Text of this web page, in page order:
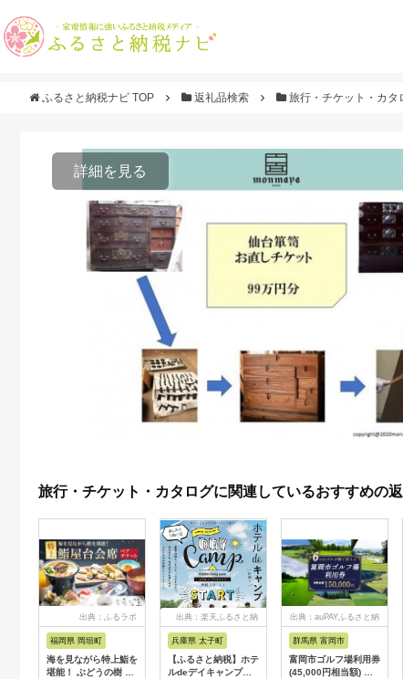
ふるさと納税ナビ TOP 返礼品検索 旅行・チケット・カタ
詳細を見る
旅行・チケット・カタログに関連しているおすすめの
出典：ふるラボ
福岡県 岡垣町
海を見ながら特上鮨を
堪能！ ぶどうの樹 鮨
出典：楽天ふるさと納
兵庫県 太子町
【ふるさと納税】ホテ
ルdeデイキャンプ体
出典：auPAYふるさと納
群馬県 富岡市
富岡市ゴルフ場利用券
(45,000円相当額) ゴ